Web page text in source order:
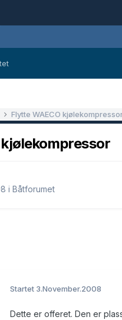
Flytte WAECO
i Båtforumet
Startet 3.November.2008
Dette er offeret. Den er